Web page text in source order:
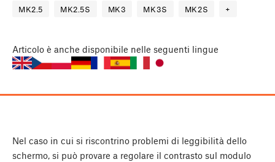
MK2.5 MK2.5S MK3 MK3S MK2S +
Articolo è anche disponibile nelle seguenti lingue
Nel caso in cui si riscontrino problemi di leggibilità dello
schermo, si può provare a regolare il contrasto sul modulo